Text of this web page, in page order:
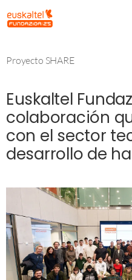
Proyecto SHARE
Euskaltel
colaboración
con el sector
desarrollo de